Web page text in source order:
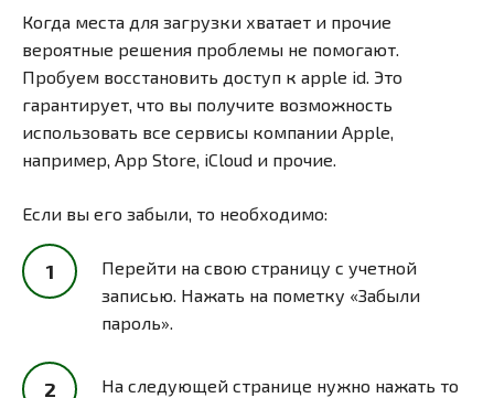
Когда места для загрузки хватает и прочие
вероятные решения проблемы не помогают.
Пробуем восстановить доступ к apple id. Это
гарантирует, что вы получите возможность
использовать все сервисы компании Apple,
например, App Store, iCloud и прочие.
Если вы его забыли, то необходимо:
Перейти на свою страницу с учетной
записью. Нажать на пометку «Забыли
пароль».
На следующей странице нужно нажать то